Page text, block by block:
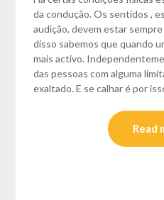
da condução. Os sentidos ,
audição, devem estar
disso sabemos que quando
mais activo.
das pessoas com alguma
exaltado. E se calhar é por
Read